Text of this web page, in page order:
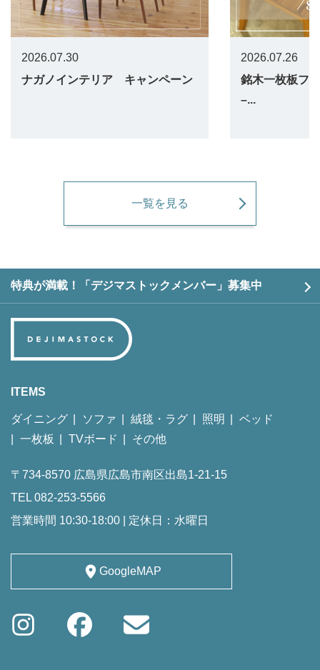
2026.07.30
ナガノインテリア キャンペーン
2026.07.26
銘木一枚板
–...
一覧を見る
特典が満載！「デジマストックメンバー」募集中
ITEMS
ダイニング ソファ 絨毯・ラグ 照明
ベッド
一枚板
TVボード その他
〒734-8570 広島県広島市南区出島1-21-15
TEL 082-253-5566
営業時間 10:30-18:00 | 定休日：水曜日
GoogleMAP